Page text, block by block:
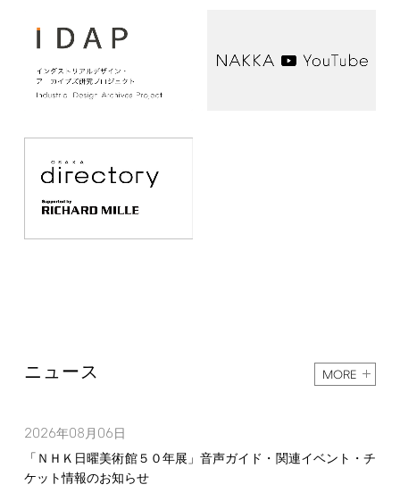
ニュース MORE
2026年08月 06日
「ＮＨＫ日曜美術館５０年展」音声ガイド・関連イベント・チ
ケット情報のお知らせ